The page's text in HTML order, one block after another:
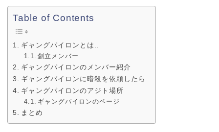
Table of Contents
ギャングパイロンとは..
創立メンバー
ギャングパイロンのメンバー紹介
ギャングパイロンに暗殺を依頼したら
ギャングパイロンのアジト場所
ギャングパイロンのページ
まとめ